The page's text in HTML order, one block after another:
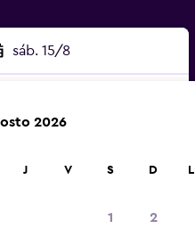
sáb. 15/8
2026
J V S D
1 2
L